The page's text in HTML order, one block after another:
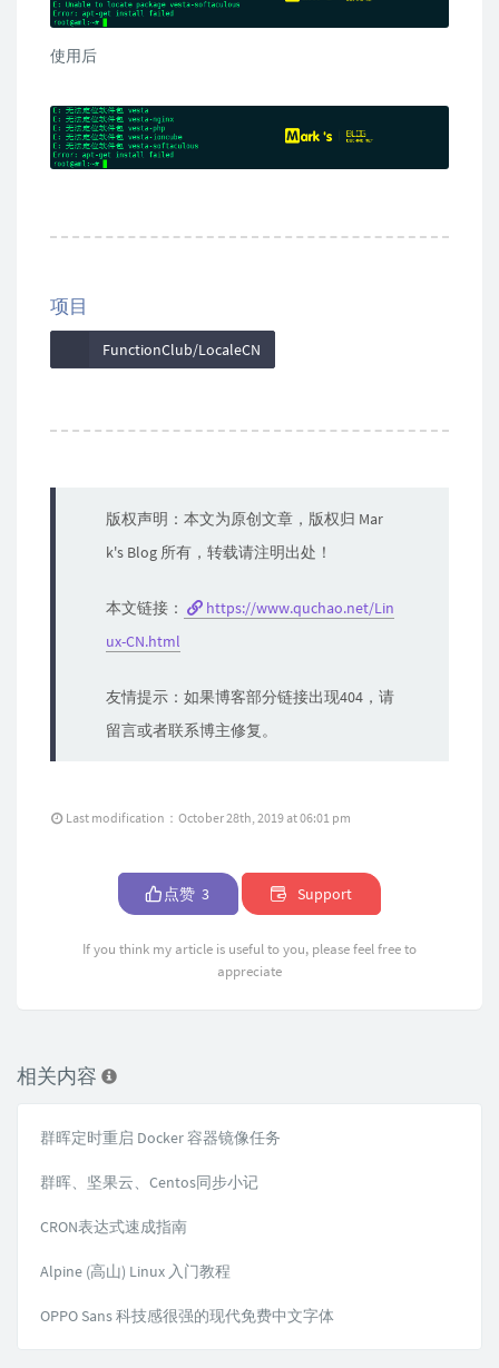
使用后
项目
FunctionClub/LocaleCN
版权声明：本文为原创文章，版权归 Mar
k's Blog 所有，转载请注明出处！
本文链接：
https://www.quchao.net/Lin
ux-CN.html
友情提示：如果博客部分链接出现404，请
留言或者联系博主修复。
Last modification：October 28th, 2019 at 06:01 pm
点赞 3 Support
If you think my article is useful to you, please feel free to
appreciate
相关内容
群晖定时重启 Docker 容器镜像任务
群晖、坚果云、Centos同步小记
CRON表达式速成指南
Alpine (高山) Linux 入门教程
OPPO Sans 科技感很强的现代免费中文字体